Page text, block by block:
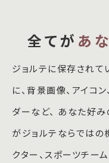
全てが あ
ジョルテに保存され
に、背景画像、アイコン
ダーなど、 あなた好み
がジョルテならではの
クター、スポーツチー